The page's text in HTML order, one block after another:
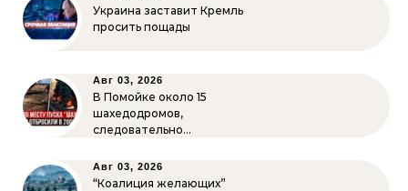
Украина заставит Кремль
просить пощады
Авг 03, 2026
В Помойке около 15
шахедодромов,
следовательно…
Авг 03, 2026
“Коалиция желающих”